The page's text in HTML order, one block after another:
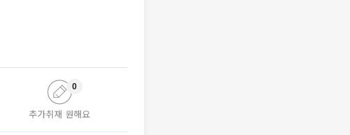
추가취재 원해요
0